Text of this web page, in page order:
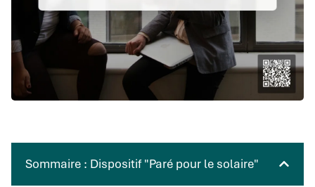
Sommaire : Dispositif "Paré pour le solaire"